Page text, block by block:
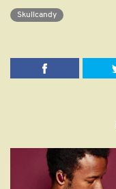
Skullcandy